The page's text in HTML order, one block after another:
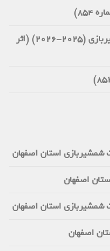
قوانین تکنیکی فدراسیون جهانی شمشیربازی (2025-2026) (اثر
شمشیربازی استان اصفهان
اصفهان
شمشیربازی استان اصفهان
اصفهان